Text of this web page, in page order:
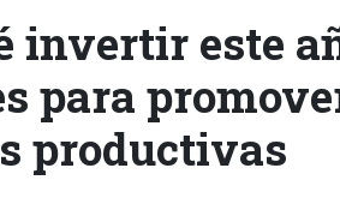
invertir este
para
productivas